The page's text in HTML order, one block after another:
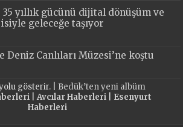
yıllık gücünü dijital dönüşüm ve
geleceğe taşıyor
Canlıları Müzesi’ne koştu
gösterir. | Bedük’ten yeni albüm
| Avcılar Haberleri| Esenyurt
Haberleri